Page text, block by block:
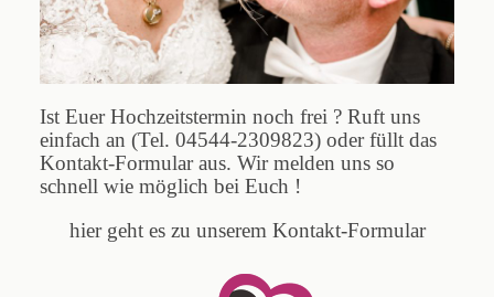
Ist Euer Hochzeitstermin noch frei ? Ruft uns
einfach an (Tel. 04544-2309823) oder füllt das
Kontakt-Formularaus. Wir melden uns so
schnell wie möglich bei Euch !
hier geht es zu unserem Kontakt-Formular